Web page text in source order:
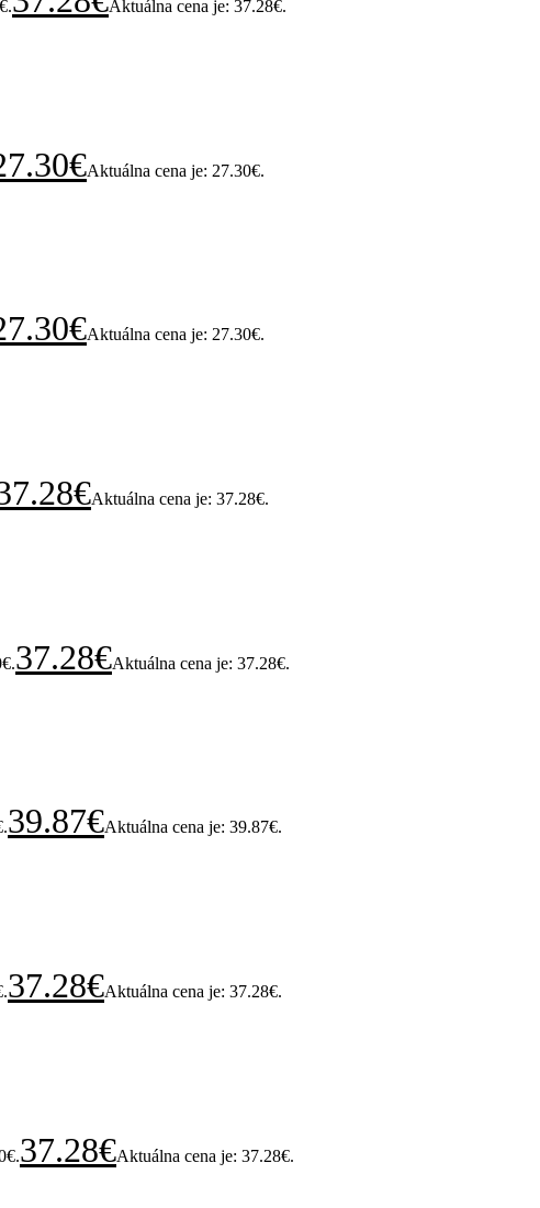
Aktuálna cena je: 37.28€.
€Aktuálna cena je: 27.30€.
€Aktuálna cena je: 27.30€.
€Aktuálna cena je: 37.28€.
37.28€Aktuálna cena je: 37.28€.
39.87€Aktuálna cena je: 39.87€.
37.28€Aktuálna cena je: 37.28€.
37.28€Aktuálna cena je: 37.28€.